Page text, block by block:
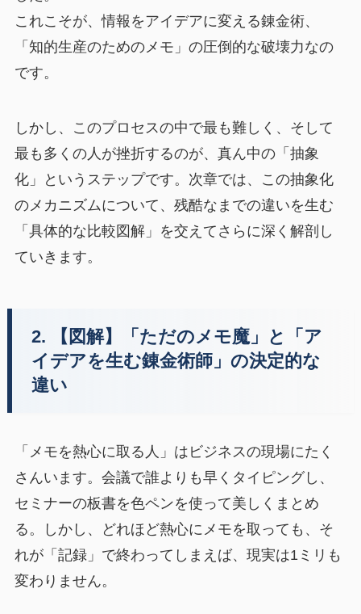
これこそが、情報をアイデアに変える錬金術、
「知的生産のためのメモ」の圧倒的な破壊力なの
です。
しかし、このプロセスの中で最も難しく、そして
最も多くの人が挫折するのが、真ん中の「抽象
化」というステップです。次章では、この抽象化
のメカニズムについて、残酷なまでの違いを生む
「具体的な比較図解」を交えてさらに深く解剖し
ていきます。
2. 【図解】「ただのメモ魔」と「ア
イデアを生む錬金術師」の決定的な
違い
「メモを熱心に取る人」はビジネスの現場にたく
さんいます。会議で誰よりも早くタイピングし、
セミナーの板書を色ペンを使って美しくまとめ
る。しかし、どれほど熱心にメモを取っても、そ
れが「記録」で終わってしまえば、現実は1ミリも
変わりません。